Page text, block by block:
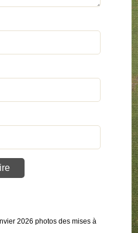
2026 photos des mises à